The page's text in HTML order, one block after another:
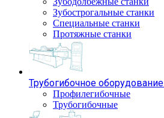
Зубострогальные станки
Специальные станки
Протяжные станки
Трубогибочное оборудование
Профилегибочные
Трубогибочные